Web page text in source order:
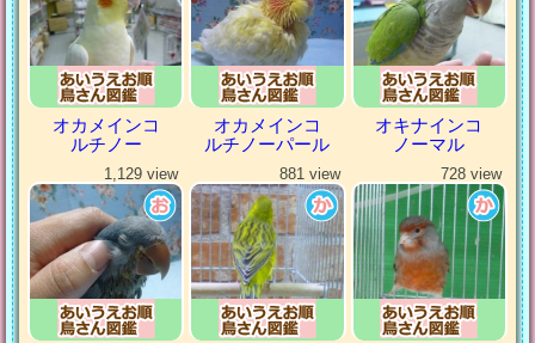
オカメインコ
ルチノー
オカメインコ
ルチノーパール
オキナインコ
ノーマル
1,129 view 881 view 728 view